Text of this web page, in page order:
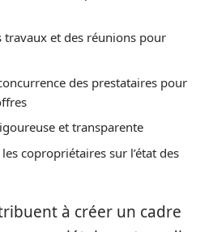
travaux et des réunions pour
des prestataires pour
et transparente
copropriétaires sur l’état des
à créer un cadre